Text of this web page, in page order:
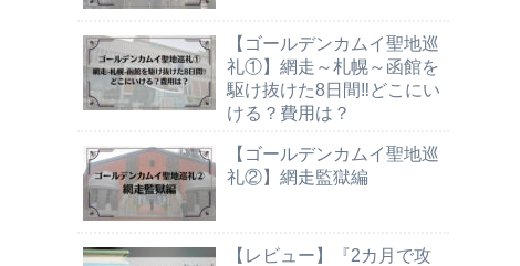
【ゴールデンカムイ聖地巡
礼①】網走～札幌～函館を
駆け抜けた8日間‼どこにい
ける？費用は？
【ゴールデンカムイ聖地巡
礼②】網走監獄編
【レビュー】『2カ月で攻